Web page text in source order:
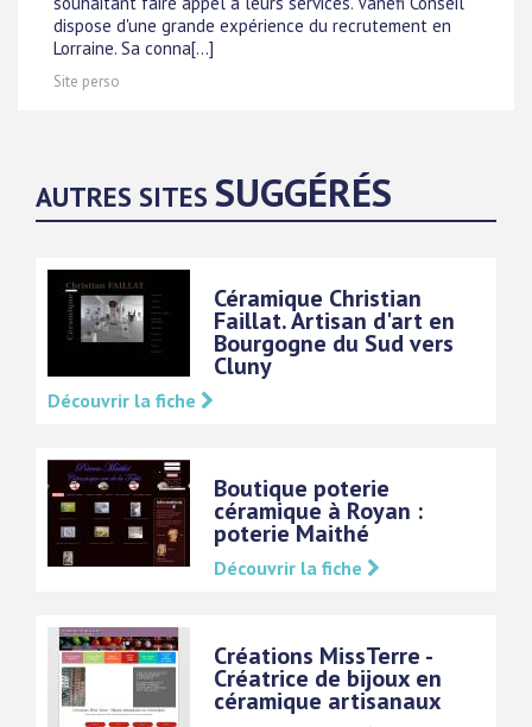
dispose d'une grande expérience du recrutement en
Lorraine. Sa conna[...]
Site perso
AUTRES SITES SUGGÉRÉS
Céramique Christian
Faillat. Artisan d'art en
Bourgogne du Sud vers
Cluny
Découvrir la fiche
Boutique poterie
céramique à Royan :
poterie Maithé
Découvrir la fiche
Créations MissTerre -
Créatrice de bijoux en
céramique artisanaux